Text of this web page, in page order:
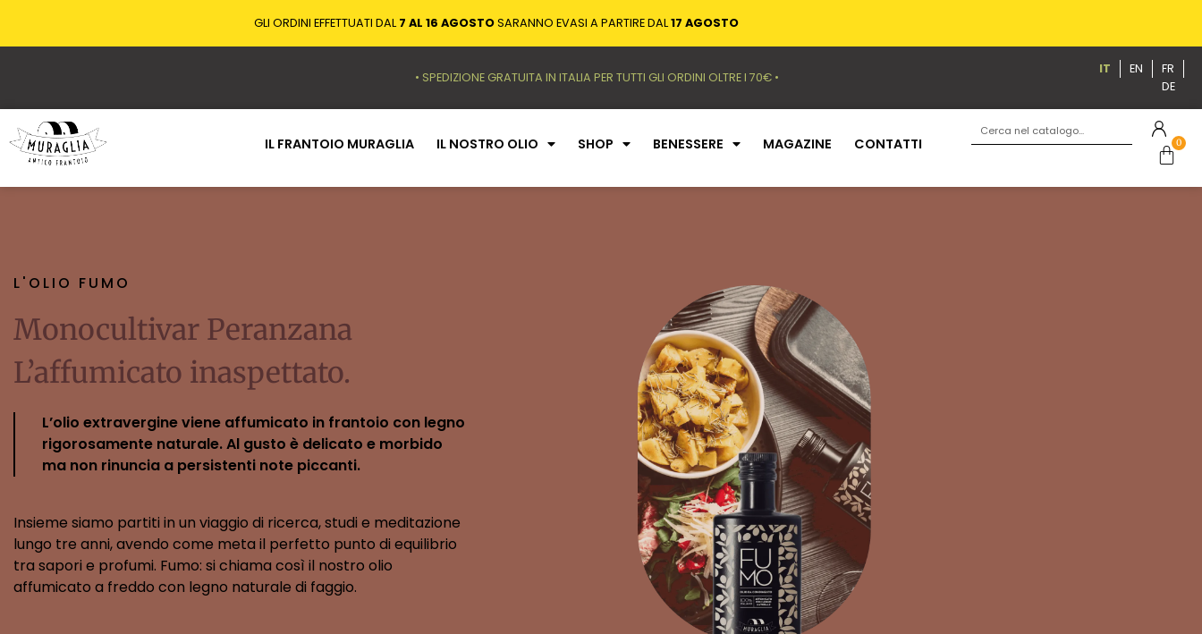
GLI ORDINI EFFETTUATI DAL7 AL 16 AGOSTOSARANNO EVASI A PARTIRE DAL17 AGOSTO
• SPEDIZIONE GRATUITA IN ITALIA PER TUTTI GLI ORDINI OLTRE I 70€ •
IT EN
FR
DE
IL FRANTOIO MURAGLIA IL NOSTRO OLIO SHOP BENESSERE MAGAZINE CONTATTI 0
L'OLIO FUMO
Monocultivar Peranzana
L’affumicato inaspettato.
L’olio extravergine viene affumicato in frantoio con legno
rigorosamente naturale. Al gusto è delicato e morbido
ma non rinuncia a persistenti note piccanti.
Insieme siamo partiti in un viaggio di ricerca, studi e meditazione
lungo tre anni, avendo come meta il perfetto punto di equilibrio
tra sapori e profumi. Fumo: si chiama così il nostro olio
affumicato a freddo con legno naturale di faggio.